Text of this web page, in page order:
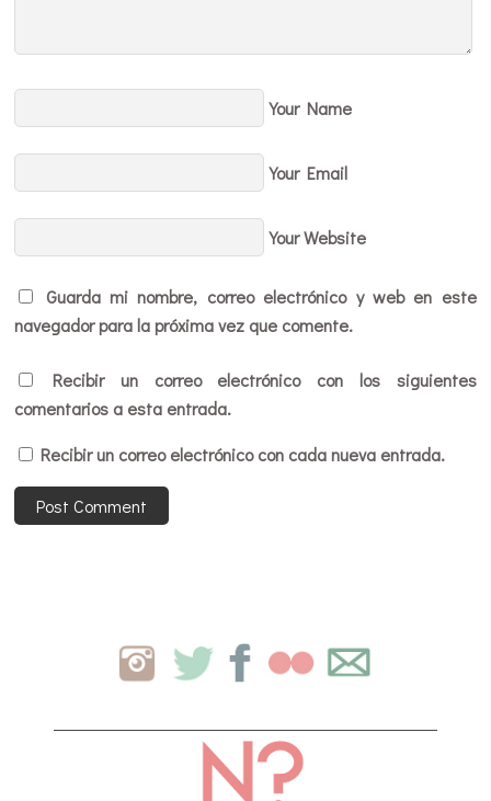
Your Name
Your Email
Your Website
Guarda mi nombre, correo electrónico y web en este
navegador para la próxima vez que comente.
Recibir un correo electrónico con los siguientes
comentarios a esta entrada.
Recibir un correo electrónico con cada nueva entrada.